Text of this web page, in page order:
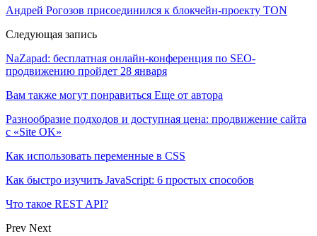
Андрей Рогозов присоединился к блокчейн-проекту TON
Следующая запись
NaZapad: бесплатная онлайн-конференция по SEO-
продвижению пройдет 28 января
Вам также могут понравиться Еще от автора
Разнообразие подходов и доступная цена: продвижение сайта
с «Site OK»
Как использовать переменные в CSS
Как быстро изучить JavaScript: 6 простых способов
Что такое REST API?
Prev Next